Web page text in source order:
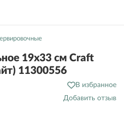
19х33 см Craft
11300556
В избранное
Добавить отзыв